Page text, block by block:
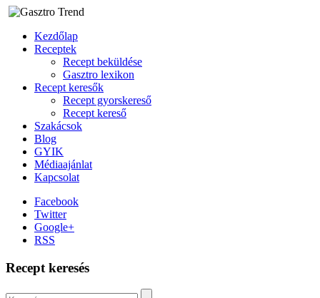
Kezdőlap
Receptek
Recept beküldése
Gasztro lexikon
Recept keresők
Recept gyorskereső
Recept kereső
Szakácsok
Blog
GYIK
Médiaajánlat
Kapcsolat
Facebook
Twitter
Google+
RSS
Recept keresés